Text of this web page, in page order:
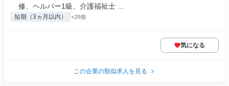
修、ヘルパー1級、介護福祉士 ...
短期（3ヵ月以内） +28個
気になる
この企業の類似求人を見る